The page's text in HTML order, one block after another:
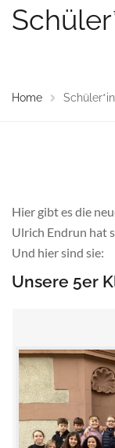
Home
Hier gibt es die
Ulrich Endrun hat
Und hier sind sie:
Unsere 5er